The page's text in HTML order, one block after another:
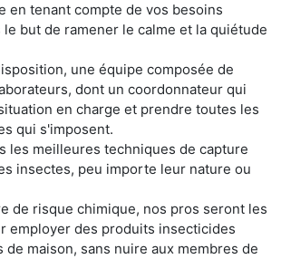
en tenant compte de vos besoins
but de ramener le calme et la quiétude
une équipe composée de
dont un coordonnateur qui
en charge et prendre toutes les
qui s'imposent.
les meilleures techniques de capture
insectes, peu importe leur nature ou
de risque chimique, nos pros seront les
employer des produits insecticides
de maison, sans nuire aux membres de